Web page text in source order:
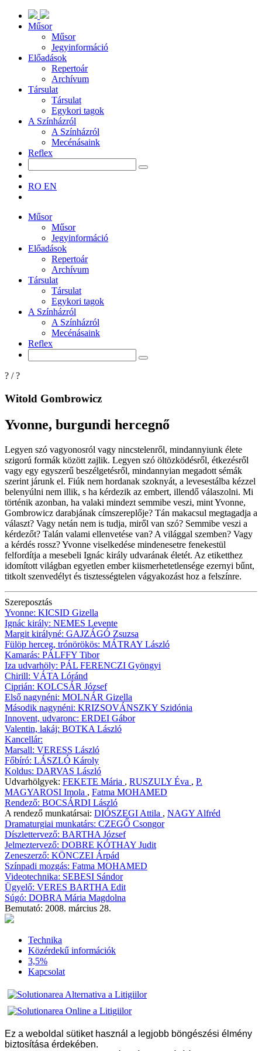
Műsor
Műsor
Jegyinformáció
Előadások
Repertoár
Archívum
Társulat
Társulat
Egykori tagok
A Színházról
A Színházról
Mecénásaink
Reflex
RO EN
Műsor
Műsor
Jegyinformáció
Előadások
Repertoár
Archívum
Társulat
Társulat
Egykori tagok
A Színházról
A Színházról
Mecénásaink
Reflex
? /?
Witold Gombrowicz
Yvonne, burgundi hercegnő
Legyen szó vagyonosról vagy nincstelenről, mindannyiunk élete
szigorú formák között zajlik. Legyen szó öltözködésről, étkezésről
vagy egy egyszerű beszélgetésről, mindannyian megadott sémák
szerint járunk el. Fiúk nem hordanak szoknyát, a levesestálba kézzel
belenyúlni nem illik, s ha kérdezik az embert, illendő válaszolni. Mi
történik azonban, ha valaki mindezt semmibe veszi, mint Yvonne,
Gombrowicz darabjának címszereplője? Tán makacsul megtagadja a
választ? Vagy netán nem is tudja, miről van szó? Semmibe veszi a
kérdezőt? Talán valami ellenvetése van? A világgal szemben? Vagy
a kérdés rossz? Yvonne viselkedése mindenesetre fenekestül
felfordítja a mesebeli Ignác király udvarának életét. Az etiketthez
idomított világban egyetlen ember kiismerhetetlensége ezernyi bűnt,
titkolt szenvedélyt és tisztességtelen vágyakozást hoz a felszínre.
Szereposztás
Yvonne: KICSID Gizella
Ignác király: NEMES Levente
Margit királyné: GAJZÁGÓ Zsuzsa
Fülöp herceg, trónörökös: MÁTRAY László
Kamarás: PÁLFFY Tibor
Iza udvarhöly: PÁL FERENCZI Gyöngyi
Chirill: VÁTA Lóránd
Ciprián: KOLCSÁR József
Első nagynéni: MOLNÁR Gizella
Második nagynéni: KRIZSOVÁNSZKY Szidónia
Innovent, udvaronc: ERDEI Gábor
Valentin, lakáj: BOTKA László
Kancellár:
Marsall: VERESS László
Főbíró: LÁSZLÓ Károly
Koldus: DARVAS László
Udvarhölgyek: FEKETE Mária , RUSZULY Éva , P.
MAGYAROSI Imola , Fatma MOHAMED
Rendező: BOCSÁRDI László
A rendező munkatársai: DIÓSZEGI Attila , NAGY Alfréd
Dramaturgiai munkatárs: CZEGŐ Csongor
Díszlettervező: BARTHA József
Jelmeztervező: DOBRE KÓTHAY Judit
Zeneszerző: KÖNCZEI Árpád
Színpadi mozgás: Fatma MOHAMED
Videotechnika: SEBESI Sándor
Ügyelő: VERES BARTHA Edit
Súgó: DOBRA Mária Magdolna
Bemutató: 2008. március 28.
Technika
Közérdekű információk
3,5%
Kapcsolat
Ez a weboldal sütiket használ a legjobb böngészési élmény
biztosítása érdekében.